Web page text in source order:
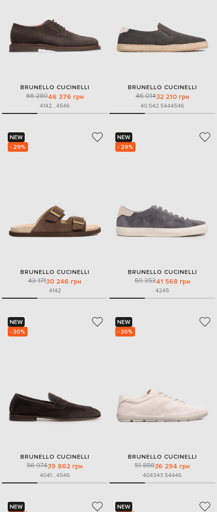
BRUNELLO CUCINELLI
66 28046 376 грн
4142...4546
BRUNELLO CUCINELLI
46 01432 210 грн
40.542.5444546
NEW
- 29%
BRUNELLO CUCINELLI
43 17130 246 грн
4142
NEW
- 29%
BRUNELLO CUCINELLI
59 35341 568 грн
4245
NEW
- 30%
BRUNELLO CUCINELLI
56 97439 862 грн
4041...4546
NEW
- 30%
BRUNELLO CUCINELLI
51 85636 294 грн
404343.54446
NEW
NEW